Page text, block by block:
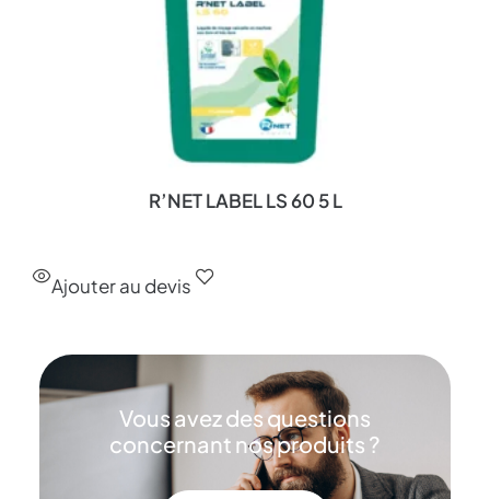
R’NET LABEL LS 60 5 L
Ajouter au devis
Vous avez des questions
concernant nos produits ?